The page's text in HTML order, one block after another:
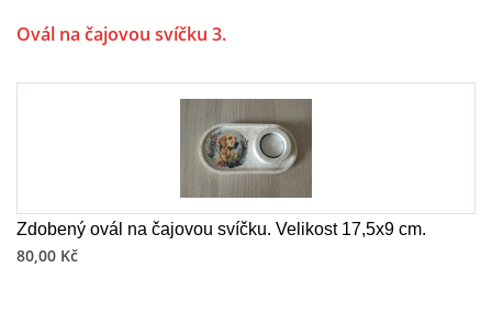
Ovál na čajovou svíčku 3.
Zdobený ovál na čajovou svíčku. Velikost 17,5x9 cm.
80,00 Kč